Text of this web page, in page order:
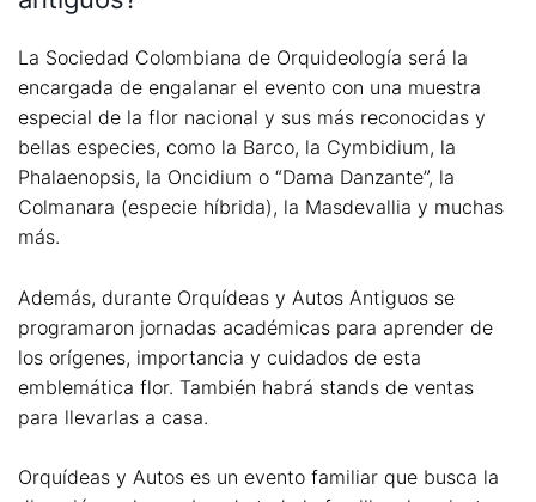
La Sociedad Colombiana de Orquideología será la
encargada de engalanar el evento con una muestra
especial de la flor nacional y sus más reconocidas y
bellas especies, como la Barco, la Cymbidium, la
Phalaenopsis, la Oncidium o “Dama Danzante”, la
Colmanara (especie híbrida), la Masdevallia y muchas
más.
Además, durante Orquídeas y Autos Antiguos se
programaron jornadas académicas para aprender de
los orígenes, importancia y cuidados de esta
emblemática flor. También habrá stands de ventas
para llevarlas a casa.
Orquídeas y Autos es un evento familiar que busca la